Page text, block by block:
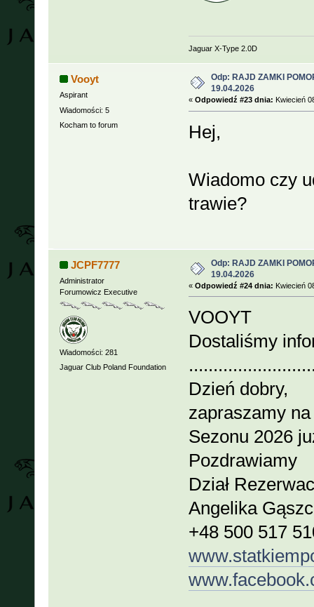
Jaguar X-Type 2.0D
Vooyt
Aspirant
Wiadomości: 5
Kocham to forum
Odp: RAJD ZAMKI
19.04.2026
« Odpowiedź #23 dnia: Kwiecień
Hej,
Wiadomo czy
trawie?
JCPF7777
Administrator
Forumowicz Executive
Wiadomości: 281
Jaguar Club Poland Foundation
Odp: RAJD ZAMKI
19.04.2026
« Odpowiedź #24 dnia: Kwiecień
VOOYT
Dostaliśmy
Dzień dobry,
zapraszamy
Sezonu 2026
Pozdrawiamy
Dział
Angelika
+48 500 517